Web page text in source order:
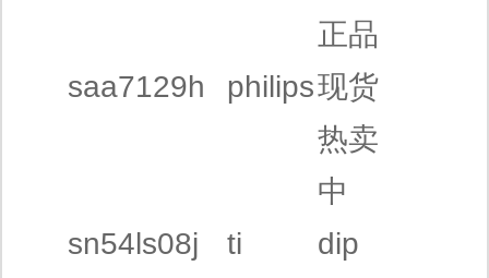
saa7129h philips
正品
现货
热卖
中
sn54ls08j
ti
dip